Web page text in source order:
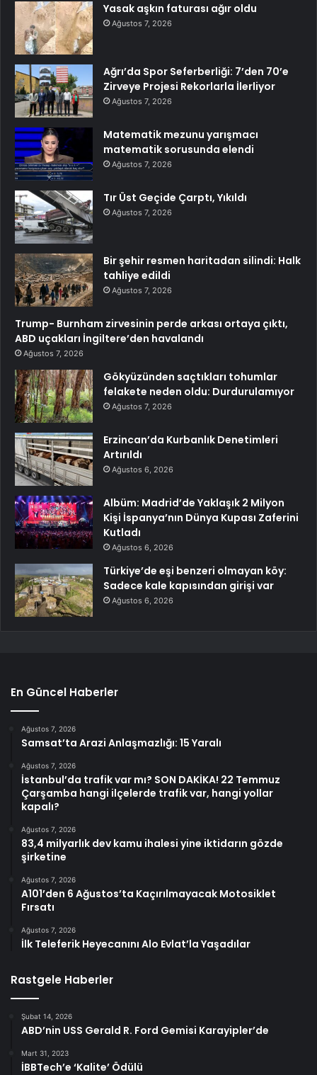
Yasak aşkın faturası ağır oldu
Ağustos 7, 2026
Ağrı’da Spor Seferberliği: 7’den 70’e
Zirveye Projesi Rekorlarla İlerliyor
Ağustos 7, 2026
Matematik mezunu yarışmacı
matematik sorusunda elendi
Ağustos 7, 2026
Tır Üst Geçide Çarptı, Yıkıldı
Ağustos 7, 2026
Bir şehir resmen haritadan silindi: Halk
tahliye edildi
Ağustos 7, 2026
Trump- Burnham zirvesinin perde arkası ortaya çıktı,
ABD uçakları İngiltere’den havalandı
Ağustos 7, 2026
Gökyüzünden saçtıkları tohumlar
felakete neden oldu: Durdurulamıyor
Ağustos 7, 2026
Erzincan’da Kurbanlık Denetimleri
Artırıldı
Ağustos 6, 2026
Albüm: Madrid’de Yaklaşık 2 Milyon
Kişi İspanya’nın Dünya Kupası Zaferini
Kutladı
Ağustos 6, 2026
Türkiye’de eşi benzeri olmayan köy:
Sadece kale kapısından girişi var
Ağustos 6, 2026
En Güncel Haberler
Ağustos 7, 2026
Samsat’ta Arazi Anlaşmazlığı: 15 Yaralı
Ağustos 7, 2026
İstanbul’da trafik var mı? SON DAKİKA! 22 Temmuz
Çarşamba hangi ilçelerde trafik var, hangi yollar
kapalı?
Ağustos 7, 2026
83,4 milyarlık dev kamu ihalesi yine iktidarın gözde
şirketine
Ağustos 7, 2026
A101’den 6 Ağustos’ta Kaçırılmayacak Motosiklet
Fırsatı
Ağustos 7, 2026
İlk Teleferik Heyecanını Alo Evlat’la Yaşadılar
Rastgele Haberler
Şubat 14, 2026
ABD’nin USS Gerald R. Ford Gemisi Karayipler’de
Mart 31, 2023
İBBTech’e ‘Kalite’ Ödülü